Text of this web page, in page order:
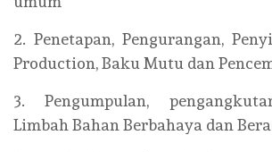
2. Penetapan, Pengurangan,
Production, Baku Mutu dan
3. Pengumpulan,
Limbah Bahan Berbahaya dan